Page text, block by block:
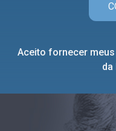
Aceito fornecer
da